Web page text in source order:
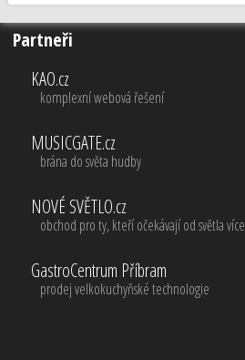
Partneři
KAO.cz
komplexní webová řešení
MUSICGATE.cz
brána do světa hudby
NOVÉ SVĚTLO.cz
obchod pro ty, kteří očekávají od světla více
GastroCentrum Příbram
prodej velkokuchyňské technologie